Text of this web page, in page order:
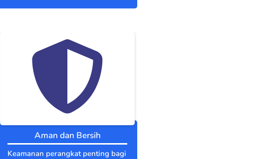
Aman dan Bersih
Keamanan perangkat penting bagi